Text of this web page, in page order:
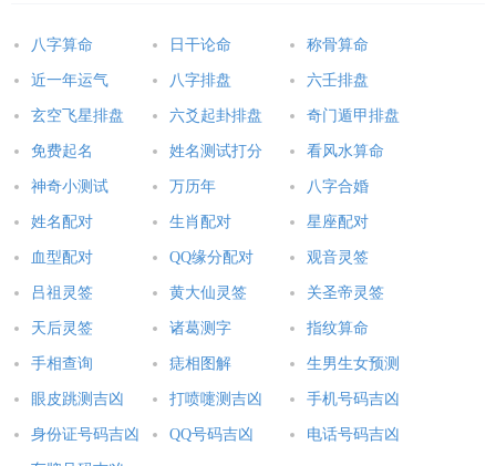
八字算命 日干论命 称骨算命
近一年运气 八字排盘 六壬排盘
玄空飞星排盘 六爻起卦排盘 奇门遁甲排盘
免费起名 姓名测试打分 看风水算命
神奇小测试 万历年 八字合婚
姓名配对 生肖配对 星座配对
血型配对 QQ缘分配对 观音灵签
吕祖灵签 黄大仙灵签 关圣帝灵签
天后灵签 诸葛测字 指纹算命
手相查询 痣相图解 生男生女预测
眼皮跳测吉凶 打喷嚏测吉凶 手机号码吉凶
身份证号码吉凶 QQ号码吉凶 电话号码吉凶